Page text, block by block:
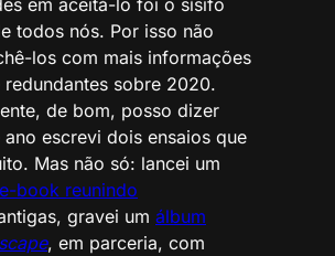
em aceitá-lo foi o sísifo
todos nós. Por isso não
los com mais informações
redundantes sobre 2020.
de bom, posso dizer
escrevi dois ensaios que
Mas não só: lancei um
e-book reunindo
gravei um álbum
, em parceria, com